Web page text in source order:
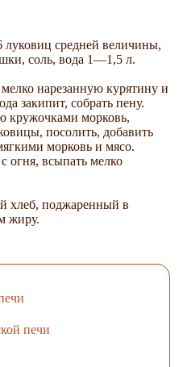
луковиц средней величины,
соль, вода 1—1,5 л.
нарезанную курятину и
закипит, собрать пену.
кружочками морковь,
посолить, добавить
морковь и мясо.
огня, всыпать мелко
хлеб, поджаренный в
жиру.
печи